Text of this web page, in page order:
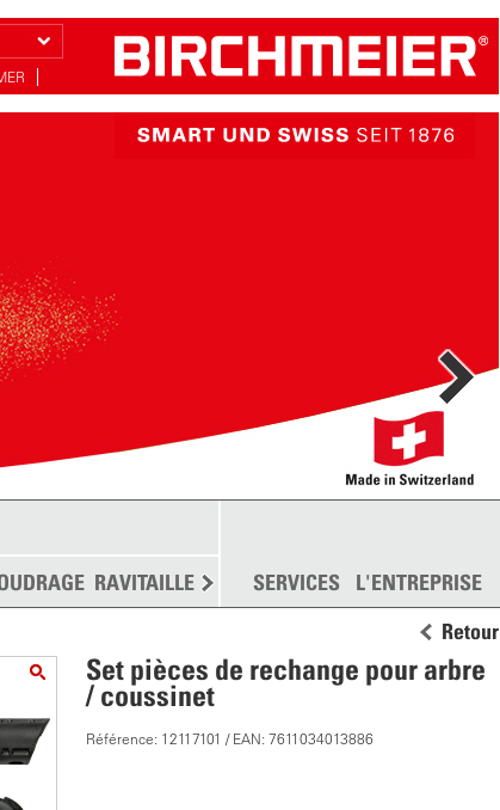
RAVITAILLEMENT DISPERSION PLUS
SERVICES L'ENTREPRISE
Retour
Set pièces de rechange pour arbre
/ coussinet
Référence: 12117101 / EAN: 7611034013886